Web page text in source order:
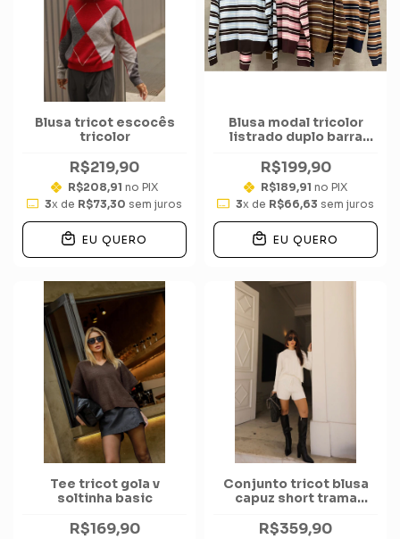
Blusa tricot escocês
tricolor
R$219,90
R$208,91 no PIX
3x de R$73,30 sem juros
EU QUERO
Blusa modal tricolor
listrado duplo barra
R$199,90
R$189,91 no PIX
3x de R$66,63 sem juros
EU QUERO
Tee tricot gola v
soltinha basic
R$169,90
Conjunto tricot blusa
capuz short trama
R$359,90